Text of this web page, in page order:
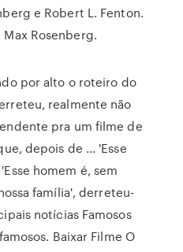
e Robert L. Fenton.
Rosenberg.
por alto o roteiro do
realmente não
pra um filme de
depois de … 'Esse
homem é, sem
família', derreteu-
notícias Famosos
Baixar Filme O